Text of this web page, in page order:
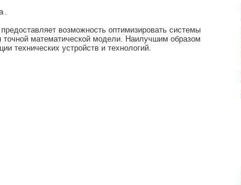
возможность оптимизировать системы
точной математической модели. Наилучшим образом
технических устройств и технологий.